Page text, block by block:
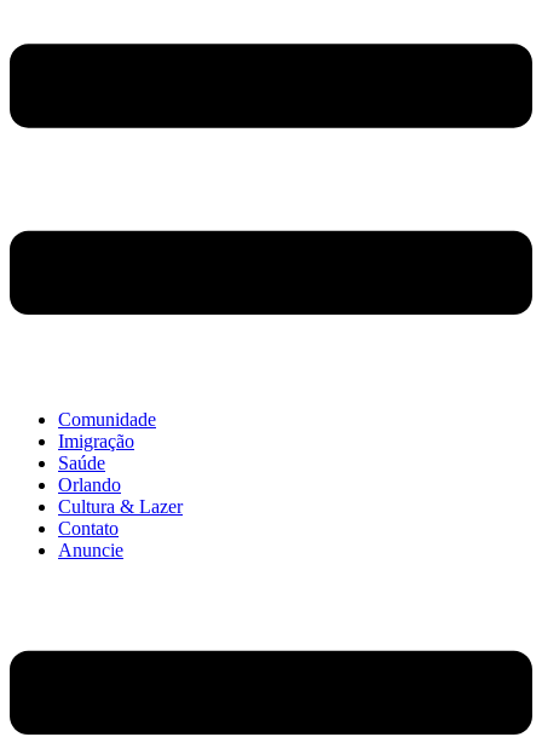
Comunidade
Imigração
Saúde
Orlando
Cultura & Lazer
Contato
Anuncie